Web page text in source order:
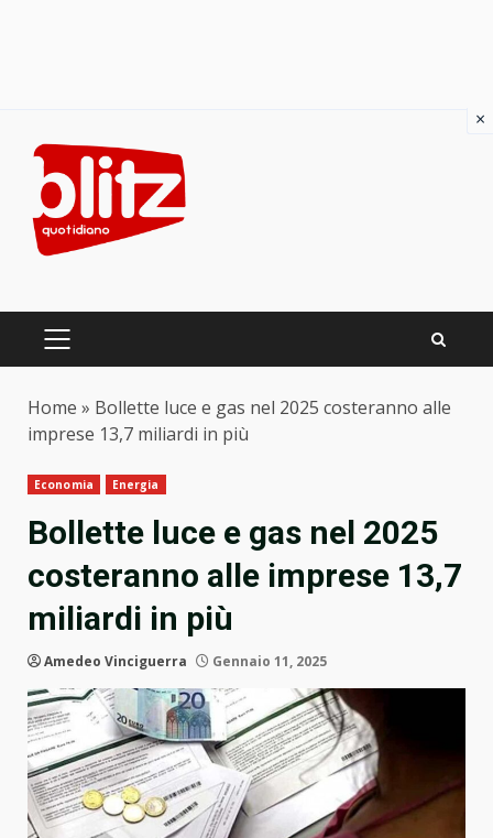
content
PRIMARY
Home » Bollette luce e gas nel 2025 costeranno alle
imprese 13,7 miliardi in più
Economia Energia
Bollette luce e gas nel 2025
costeranno alle imprese 13,7
miliardi in più
Amedeo Vinciguerra Gennaio 11, 2025
×